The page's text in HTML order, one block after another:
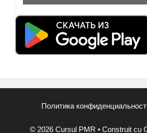
Политика
© 2026 Cursul PMR • Construit cu